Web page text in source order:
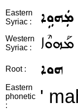
Eastern
Syriac :
ܡܲܗܘܹܐ
Western
Syriac :
ܡܰܗܘܶܐ
Root : ܗܘܐ
Eastern
phonetic
:
'